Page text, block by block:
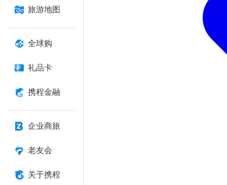
旅游地图
全球购
礼品卡
携程金融
企业商旅
老友会
关于携程